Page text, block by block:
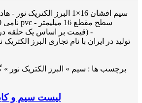
سیم افشان 16×1 البرز
- (قیمت بر اساس یک حلقه
تولید در ایران با نام تجاری البرز
برچسب ها : سیم » البرز الکتریک نور
لیست سیم و